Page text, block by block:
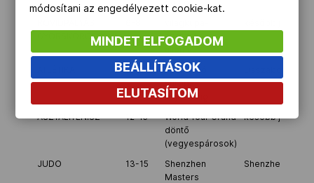
GYORSKORCSOLYA
sorozat 4.
állomás
8
mezeifutó
Európa-
bajnokság
ASZTALITENISZ 12-15
World Tour Grand
döntő
(vegyespárosok)
később jelölik ki
JUDO 13-15
Shenzhen
Masters
Shenzhen/Kína
módosítani az engedélyezett cookie-kat.
MINDET ELFOGADOM
BEÁLLÍTÁSOK
ELUTASÍTOM